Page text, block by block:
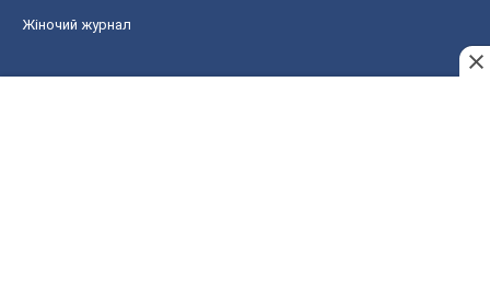
Жіночий журнал